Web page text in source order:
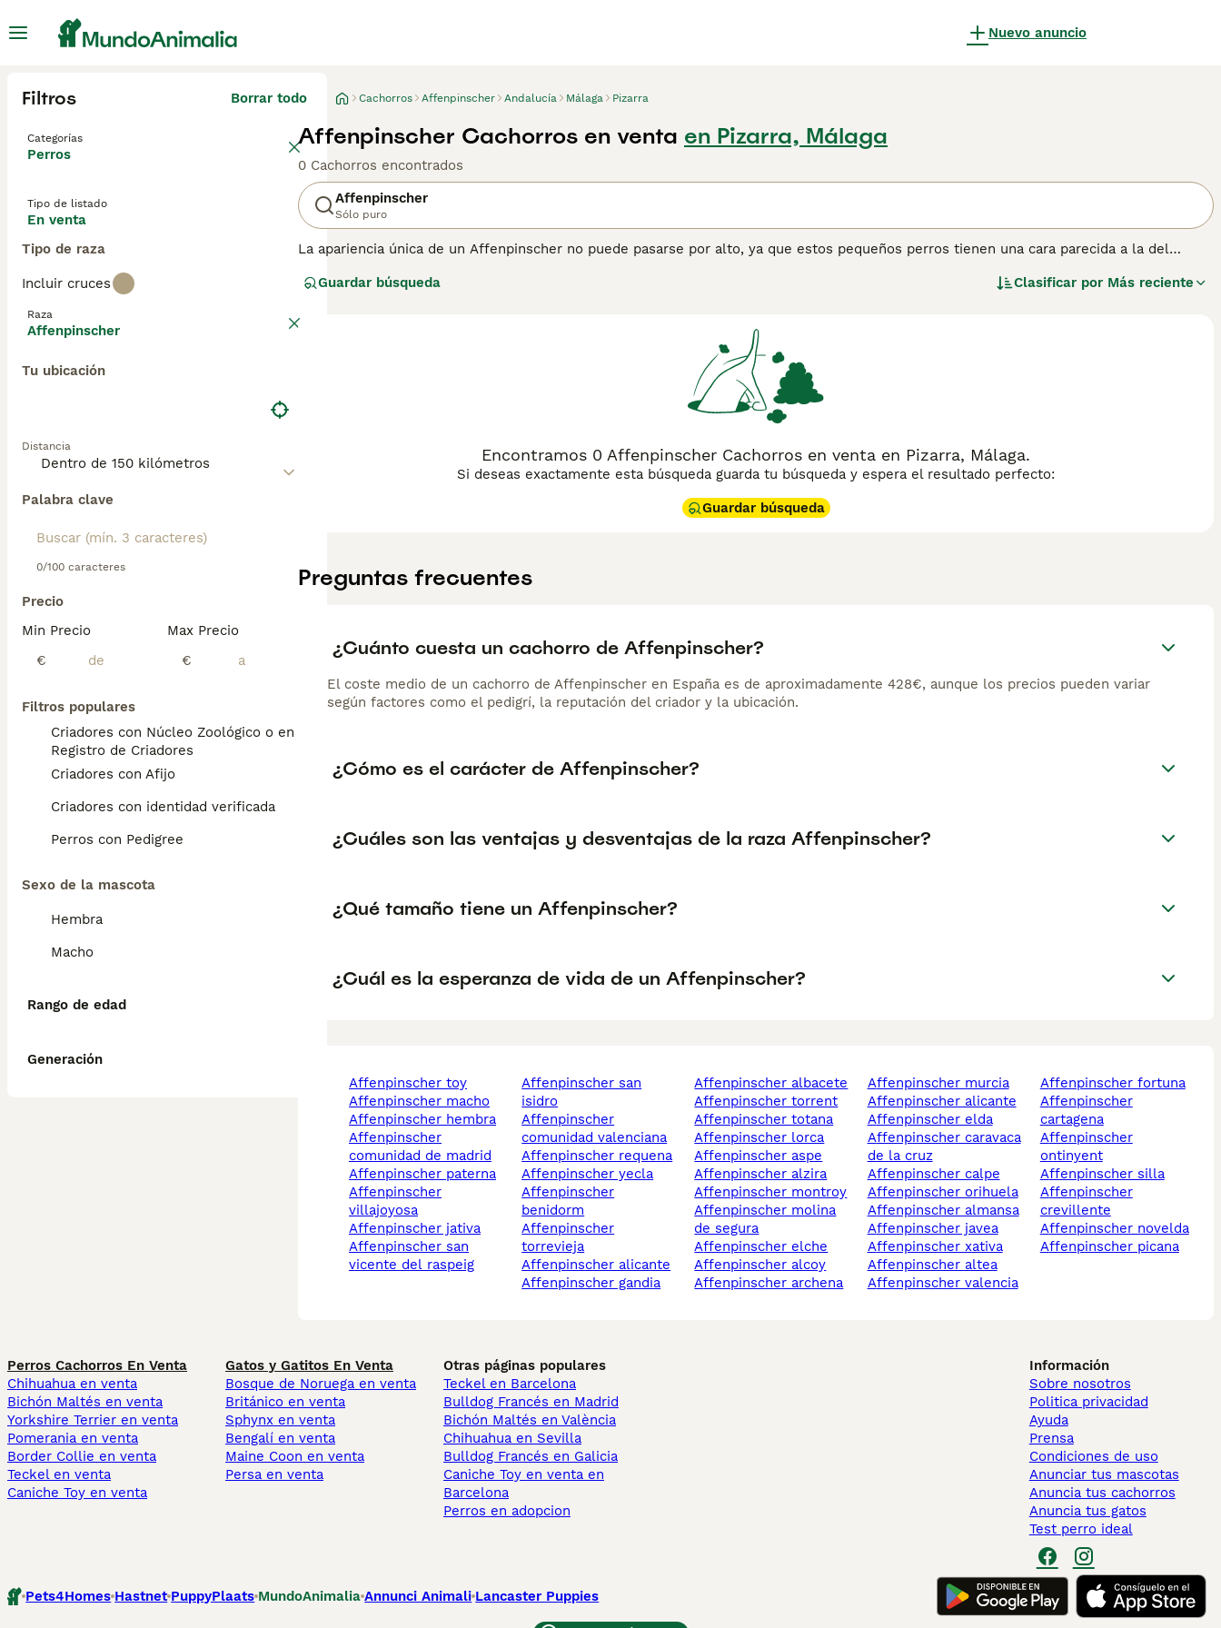
Nuevo anuncio
Filtros Borrar todo
Categorías
Perros
Tipo de listado
En venta
Tipo de raza
Incluir cruces
Raza
Affenpinscher
Tu ubicación
Distancia
Palabra clave
0/100 caracteres
Precio
Min Precio
€
Max Precio
€
Filtros populares
Criadores con Núcleo Zoológico o en el
Registro de Criadores
Criadores con Afijo
Criadores con identidad verificada
Perros con Pedigree
Sexo de la mascota
Hembra
Macho
Rango de edad
Generación
Cachorros Affenpinscher Andalucía Málaga Pizarra
Affenpinscher Cachorros en venta en Pizarra, Málaga
0 Cachorros encontrados
Affenpinscher
Sólo puro
La apariencia única de un Affenpinscher no puede pasarse por alto, ya que estos pequeños perros tienen una cara parecida a la del
Alemania, pero hoy en día estos pequeños perros han encontrado su camino en otras partes del mundo, incluso aquí en España, donde
para obtener información sobre esta raza de perro.
Guardar búsqueda Clasificar por Más reciente
Encontramos 0 Affenpinscher Cachorros en venta en Pizarra, Málaga.
Si deseas exactamente esta búsqueda guarda tu búsqueda y espera el resultado perfecto:
Guardar búsqueda
Preguntas frecuentes
¿Cuánto cuesta un cachorro de Affenpinscher?
El coste medio de un cachorro de Affenpinscher en España es de aproximadamente 428€, aunque los precios pueden variar
según factores como el pedigrí, la reputación del criador y la ubicación.
¿Cómo es el carácter de Affenpinscher?
¿Cuáles son las ventajas y desventajas de la raza Affenpinscher?
¿Qué tamaño tiene un Affenpinscher?
¿Cuál es la esperanza de vida de un Affenpinscher?
affenpinscher toy
affenpinscher macho
affenpinscher hembra
affenpinscher
comunidad de madrid
affenpinscher paterna
affenpinscher
villajoyosa
affenpinscher jativa
affenpinscher san
vicente del raspeig
affenpinscher san
isidro
affenpinscher
comunidad valenciana
affenpinscher requena
affenpinscher yecla
affenpinscher
benidorm
affenpinscher
torrevieja
affenpinscher alicante
affenpinscher gandia
affenpinscher albacete
affenpinscher torrent
affenpinscher totana
affenpinscher lorca
affenpinscher aspe
affenpinscher alzira
affenpinscher montroy
affenpinscher molina
de segura
affenpinscher elche
affenpinscher alcoy
affenpinscher archena
affenpinscher murcia
affenpinscher alicante
affenpinscher elda
affenpinscher caravaca
de la cruz
affenpinscher calpe
affenpinscher orihuela
affenpinscher almansa
affenpinscher javea
affenpinscher xativa
affenpinscher altea
affenpinscher valencia
affenpinscher fortuna
affenpinscher
cartagena
affenpinscher
ontinyent
affenpinscher silla
affenpinscher
crevillente
affenpinscher novelda
affenpinscher picana
Perros Cachorros En Venta
Chihuahua en venta
Bichón Maltés en venta
Yorkshire Terrier en venta
Pomerania en venta
Border Collie en venta
Teckel en venta
Caniche Toy en venta
Gatos y Gatitos En Venta
Bosque de Noruega en venta
Británico en venta
Sphynx en venta
Bengalí en venta
Maine Coon en venta
Persa en venta
Otras páginas populares
Teckel en Barcelona
Bulldog Francés en Madrid
Bichón Maltés en València
Chihuahua en Sevilla
Bulldog Francés en Galicia
Caniche Toy en venta en
Barcelona
Perros en adopcion
Información
Sobre nosotros
Politica privacidad
Ayuda
Prensa
Condiciones de uso
Anunciar tus mascotas
Anuncia tus cachorros
Anuncia tus gatos
Test perro ideal
Pets4Homes Hastnet PuppyPlaats MundoAnimalia Annunci Animali Lancaster Puppies